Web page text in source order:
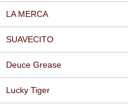
LA MERCA
SUAVECITO
Deuce Grease
Lucky Tiger